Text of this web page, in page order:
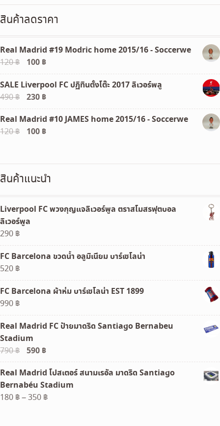
สินค้าลดราคา
Real Madrid #19 Modric home 2015/16 - Soccerwe
120฿
Original
price
was:
120 ฿.
100 ฿Current
price
is:
100 ฿.
SALE Liverpool FC ปฏิทินตั้งโต๊ะ 2017 ลิเวอร์พลู
490฿
Original
price
was:
490 ฿.
230 ฿Current
price
is:
230 ฿.
Real Madrid #10 JAMES home 2015/16 - Soccerwe
120฿
Original
100 ฿Current
สินค้าแนะนำ
Liverpool FC พวงกุญแจลิเวอร์พูล ตราสโมสรฟุตบอล
ลิเวอร์พูล
290 ฿
FC Barcelona ขวดน้ำ อลูมิเนียม บาร์เซโลน่า
520 ฿
FC Barcelona ผ้าห่ม บาร์เซโลน่า EST 1899
990 ฿
Real Madrid FC ป้ายมาดริด Santiago Bernabeu
Stadium
790฿
Original
price
was:
790 ฿.
590 ฿Current
price
is:
590 ฿.
Real Madrid โปสเตอร์ สนามเรอัล มาดริด Santiago
Bernabéu Stadium
180 ฿–350 ฿Price